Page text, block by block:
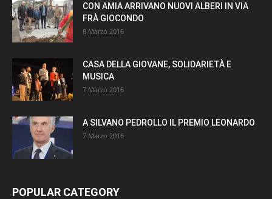
CON AMIA ARRIVANO NUOVI ALBERI IN VIA
FRÀ GIOCONDO
8 Marzo 2016
CASA DELLA GIOVANE, SOLIDARIETÀ E
MUSICA
7 Marzo 2016
A SILVANO PEDROLLO IL PREMIO LEONARDO
7 Marzo 2016
POPULAR CATEGORY